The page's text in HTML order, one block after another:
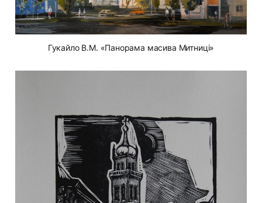
Гукайло В.М. «Панорама масива Митниці»